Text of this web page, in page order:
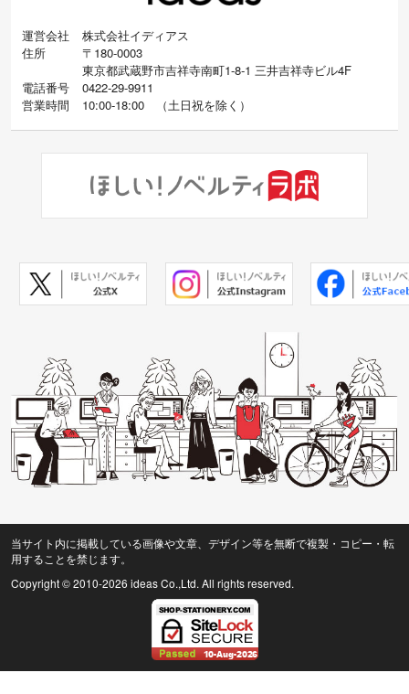
運営会社
株式会社イディアス
住所
〒180-0003
東京都武蔵野市吉祥寺南町1-8-1 三井吉祥寺ビル4F
電話番号
0422-29-9911
営業時間
10:00-18:00 （土日祝を除く）
当サイト内に掲載している画像や文章、デザイン等を無断で複製・コピー・転
用することを禁じます。
Copyright © 2010-2026 ideas Co.,Ltd. All rights reserved.